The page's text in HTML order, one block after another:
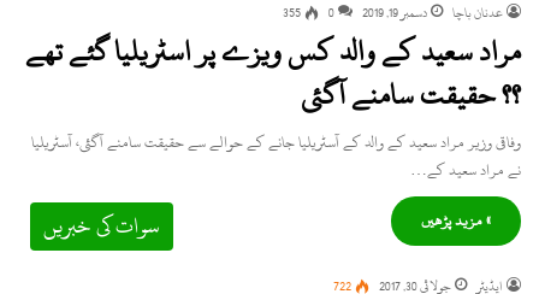
عدنان باچا دسمبر 19, 2019 0
355
مراد سعید کے والد کس ویزے پر اسٹریلیا گئے تھے
؟؟ حقیقت سامنے آگئی
وفاقی وزیر مراد سعید کے والد کے آسٹریلیا جانے کے حوالے سے حقیقت سامنے آگئی، آسٹریلیا
نے مراد سعید کے…
» مزید پڑھیں
سوات کی خبریں
ایڈیٹر جولائی 30, 2017 722